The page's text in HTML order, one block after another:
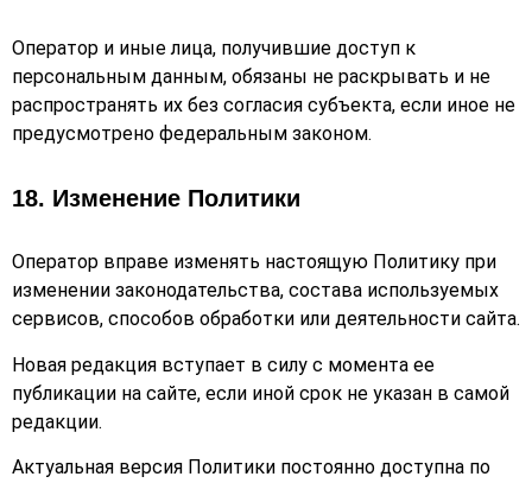
Оператор и иные лица, получившие доступ к
персональным данным, обязаны не раскрывать и не
распространять их без согласия субъекта, если иное не
предусмотрено федеральным законом.
18. Изменение Политики
Оператор вправе изменять настоящую Политику при
изменении законодательства, состава используемых
сервисов, способов обработки или деятельности сайта.
Новая редакция вступает в силу с момента ее
публикации на сайте, если иной срок не указан в самой
редакции.
Актуальная версия Политики постоянно доступна по